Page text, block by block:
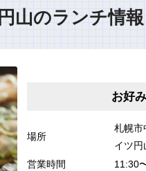
円山のランチ情報
お好
場所
札幌市
イツ円
営業時間
11:30